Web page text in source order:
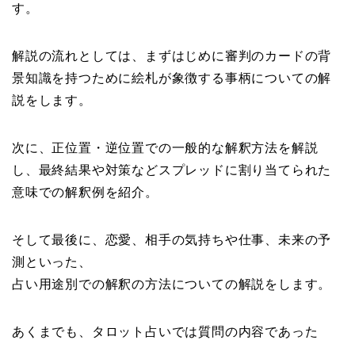
す。
解説の流れとしては、まずはじめに審判のカードの背
景知識を持つために絵札が象徴する事柄についての解
説をします。
次に、正位置・逆位置での一般的な解釈方法を解説
し、最終結果や対策などスプレッドに割り当てられた
意味での解釈例を紹介。
そして最後に、恋愛、相手の気持ちや仕事、未来の予
測といった、
占い用途別での解釈の方法についての解説をします。
あくまでも、タロット占いでは質問の内容であった